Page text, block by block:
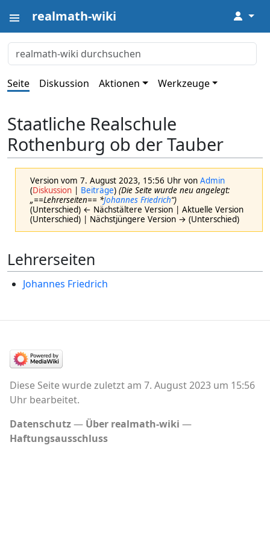
realmath-wiki ↓
Seite Diskussion Aktionen Werkzeuge
Staatliche Realschule
Rothenburg ob der Tauber
Version vom 7. August 2023, 15:56 Uhr vonAdmin
(Diskussion | Beiträge) (Die Seite wurde neu angelegt:
„==Lehrerseiten== *Johannes Friedrich“)
(Unterschied) ← Nächstältere Version | Aktuelle Version
(Unterschied) | Nächstjüngere Version → (Unterschied)
Lehrerseiten
Johannes Friedrich
Diese Seite wurde zuletzt am 7. August 2023 um 15:56
Uhr bearbeitet.
Datenschutz
Über realmath-wiki
Haftungsausschluss